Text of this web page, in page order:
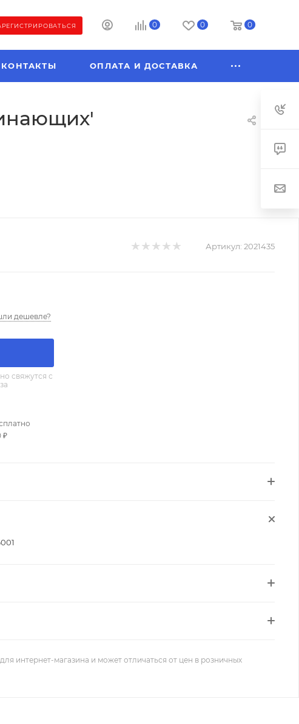
0 0 0
КОНТАКТЫ ОПЛАТА И ДОСТАВКА
Артикул: 2021435
дешевле?
свяжутся с
₽
интернет-магазина и может отличаться от цен в розничных